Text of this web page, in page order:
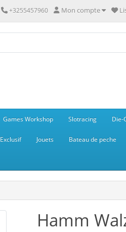
+3255457960 Mon compte
Games Workshop Slotracing Die-
Exclusif Jouets Bateau de peche
Hamm